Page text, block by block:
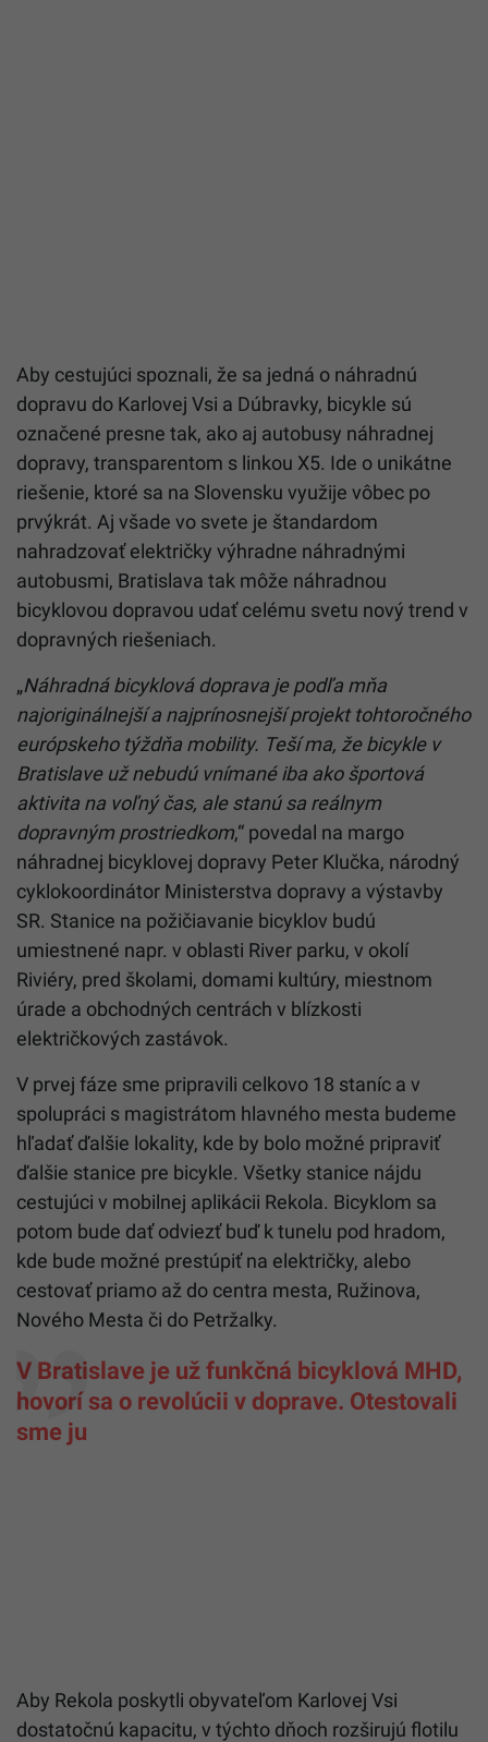
Aby cestujúci spoznali, že sa jedná o náhradnú
dopravu do Karlovej Vsi a Dúbravky, bicykle sú
označené presne tak, ako aj autobusy náhradnej
dopravy, transparentom s linkou X5. Ide o unikátne
riešenie, ktoré sa na Slovensku využije vôbec po
prvýkrát. Aj všade vo svete je štandardom
nahradzovať električky výhradne náhradnými
autobusmi, Bratislava tak môže náhradnou
bicyklovou dopravou udať celému svetu nový trend v
dopravných riešeniach.
„Náhradná bicyklová doprava je podľa mňa
najoriginálnejší a najprínosnejší projekt tohtoročného
európskeho týždňa mobility. Teší ma, že bicykle v
Bratislave už nebudú vnímané iba ako športová
aktivita na voľný čas, ale stanú sa reálnym
dopravným prostriedkom,“ povedal na margo
náhradnej bicyklovej dopravy Peter Klučka, národný
cyklokoordinátor Ministerstva dopravy a výstavby
SR. Stanice na požičiavanie bicyklov budú
umiestnené napr. v oblasti River parku, v okolí
Riviéry, pred školami, domami kultúry, miestnom
úrade a obchodných centrách v blízkosti
električkových zastávok.
V prvej fáze sme pripravili celkovo 18 staníc a v
spolupráci s magistrátom hlavného mesta budeme
hľadať ďalšie lokality, kde by bolo možné pripraviť
ďalšie stanice pre bicykle. Všetky stanice nájdu
cestujúci v mobilnej aplikácii Rekola. Bicyklom sa
potom bude dať odviezť buď k tunelu pod hradom,
kde bude možné prestúpiť na električky, alebo
cestovať priamo až do centra mesta, Ružinova,
Nového Mesta či do Petržalky.
V Bratislave je už funkčná bicyklová MHD,
hovorí sa o revolúcii v doprave. Otestovali
sme ju
Aby Rekola poskytli obyvateľom Karlovej Vsi
dostatočnú kapacitu, v týchto dňoch rozširujú flotilu